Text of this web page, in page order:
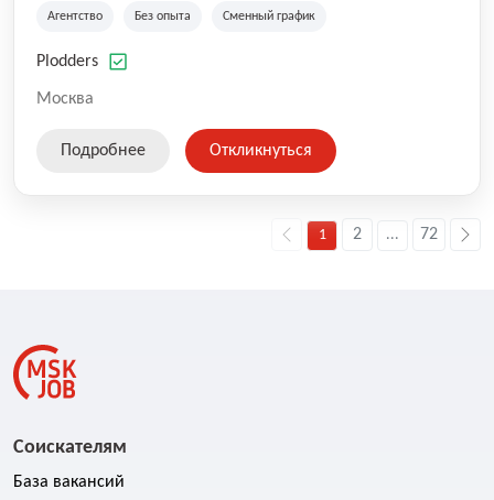
на рынке аутсорсинга, а накопленный опыт позволяют
оказываемых услуг.
Агентство Без опыта Сменный график
Plodders
Москва
Подробнее Откликнуться
1 2 ... 72
Соискателям
База вакансий